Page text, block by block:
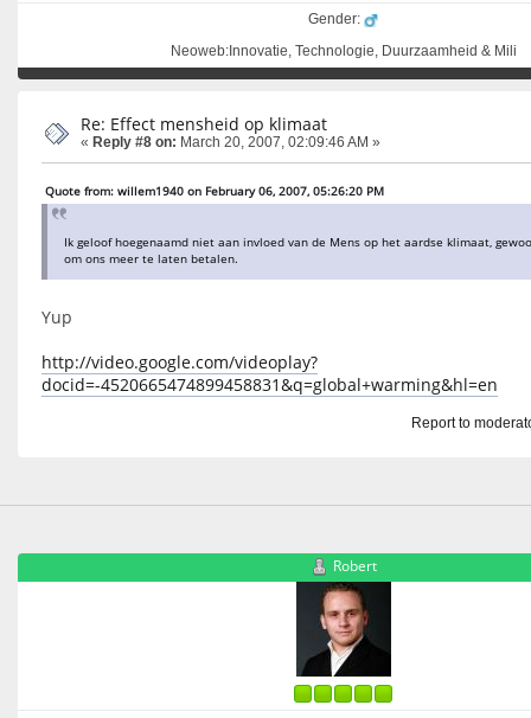
Gender:
Neoweb:Innovatie, Technologie, Duurzaamheid & Mili
Re: Effect mensheid op klimaat
« Reply #8 on: March 20, 2007, 02:09:46 AM »
Quote from: willem1940 on February 06, 2007, 05:26:20 PM
Ik geloof hoegenaamd niet aan invloed van de Mens op het aardse klimaat,
om ons meer te laten betalen.
Yup
http://video.google.com/videoplay?
docid=-4520665474899458831&q=global+warming&hl=en
Report to
Robert